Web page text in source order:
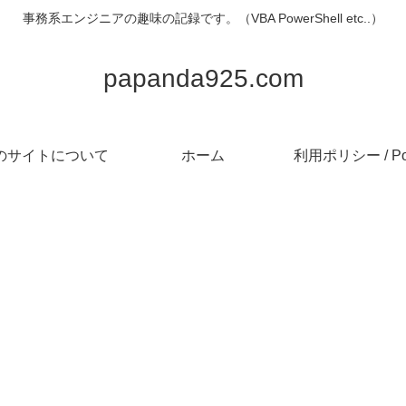
事務系エンジニアの趣味の記録です。（VBA PowerShell etc..）
papanda925.com
サイトについて ホーム 利用ポリシー /